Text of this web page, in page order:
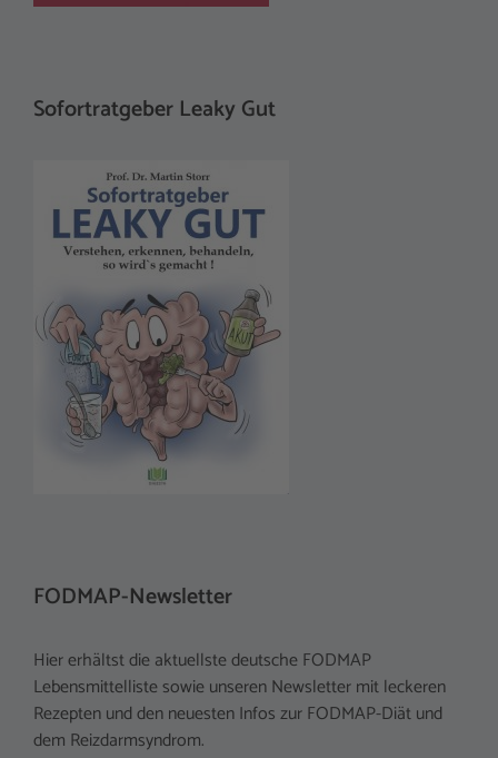
Sofortratgeber Leaky Gut
FODMAP-Newsletter
Hier erhältst die aktuellste deutsche FODMAP
Lebensmittelliste sowie unseren Newsletter mit leckeren
Rezepten und den neuesten Infos zur FODMAP-Diät und
dem Reizdarmsyndrom.